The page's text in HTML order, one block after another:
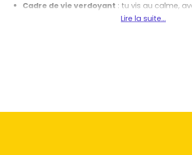
Cadre de vie verdoyant : tu vis au calme,
coteaux et la rivière à proximité, tout en
Confort et normes RE 2020: isolation
Lire la suite...